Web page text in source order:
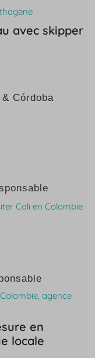
avec skipper
Córdoba
en
locale